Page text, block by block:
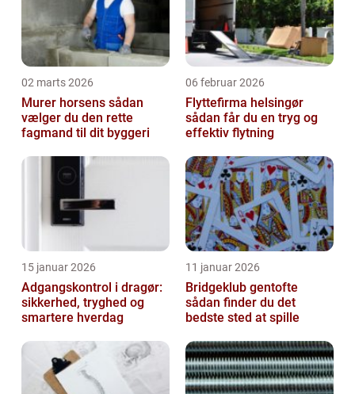
02 marts 2026
Murer horsens sådan
vælger du den rette
fagmand til dit byggeri
06 februar 2026
Flyttefirma helsingør
sådan får du en tryg og
effektiv flytning
15 januar 2026
Adgangskontrol i dragør:
sikkerhed, tryghed og
smartere hverdag
11 januar 2026
Bridgeklub gentofte
sådan finder du det
bedste sted at spille